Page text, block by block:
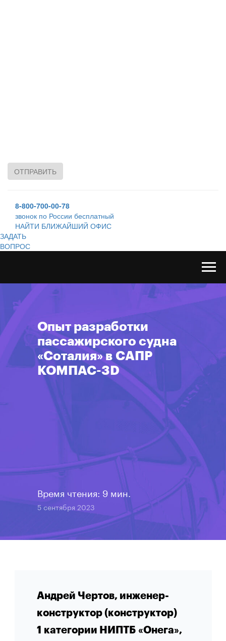
ОТПРАВИТЬ
8-800-700-00-78
звонок по России бесплатный
НАЙТИ БЛИЖАЙШИЙ ОФИС
ЗАДАТЬ
ВОПРОС
Время чтения: 9 мин.
5 сентября 2023
Опыт разработки
пассажирского судна
«Соталия» в САПР
КОМПАС-3D
Андрей Чертов, инженер-
конструктор (конструктор)
1 категории НИПТБ «Онега»,